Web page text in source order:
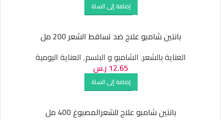
إضافة إلى السلة
بانتين شامبو علاج ضد تساقط الشعر 200 مل
العناية بالشعر, الشامبو و البلسم, العناية اليومية
12.65 ر.س
إضافة إلى السلة
بانتين شامبو علاج للشعرالمصبوغ 400 مل